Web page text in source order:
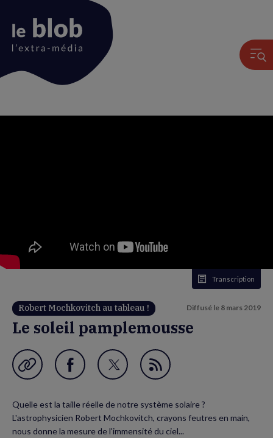
Transcription
Robert Mochkovitch au tableau ! Diffusé le 8 mars 2019
Le soleil pamplemousse
Garder en favori
Partager
Facebook
(nouvelle
Partager
Twitter
(nouvelle
Flux
Quelle est la taille réelle de notre système solaire ?
L'astrophysicien Robert Mochkovitch, crayons feutres en main,
nous donne la mesure de l'immensité du ciel...